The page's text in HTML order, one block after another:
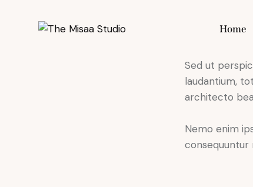
Home
Sed ut
laudantium,
architecto
Nemo enim
consequuntur